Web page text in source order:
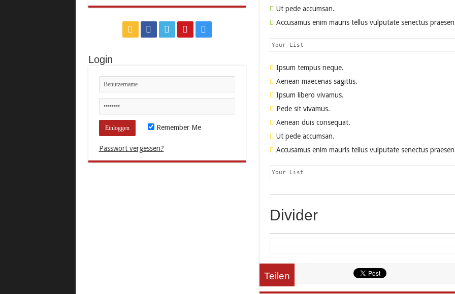
Ut pede accumsan.
Accusamus enim mauris tellus vulputate senectus
Your List
Ipsum tempus neque.
Aenean maecenas sagittis.
Ipsum libero vivamus.
Pede sit vivamus.
Aenean duis consequat.
Ut pede accumsan.
Accusamus enim mauris tellus vulputate senectus
Your List
Divider
Teilen
Login
Remember Me
Passwort vergessen?